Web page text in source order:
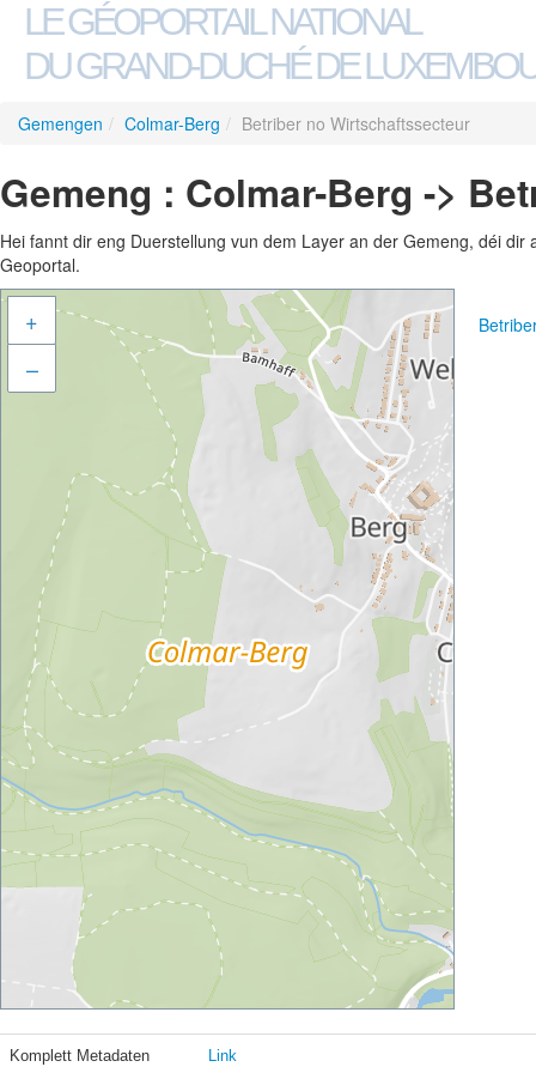
LE GÉOPORTAIL NATIONAL
DU GRAND-DUCHÉ DE
Gemengen / Colmar-Berg / Betriber no Wirtschaftssecteur
Gemeng : Colmar-Berg ->
Hei fannt dir eng Duerstellung vun dem Layer an der Gemeng, déi
Geoportal.
+
–
Komplett Metadaten Link